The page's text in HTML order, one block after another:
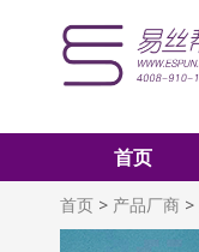
首页
首页 > 产品厂商 >